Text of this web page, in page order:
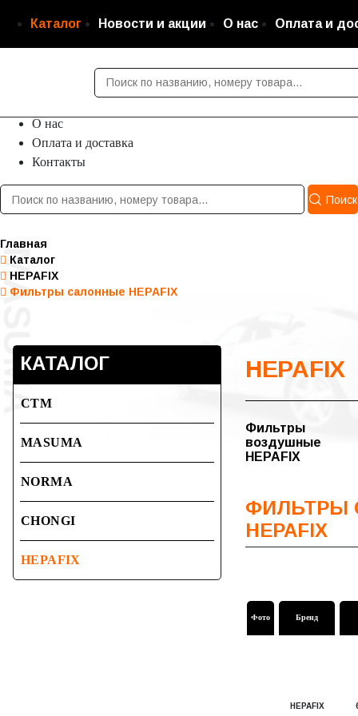
Каталог Новости и акции О нас Оплата и
О нас
Оплата и доставка
Контакты
Поиск
Главная
Каталог
HEPAFIX
Фильтры салонные HEPAFIX
КАТАЛОГ
СТМ
MASUMA
NORMA
CHONGI
HEPAFIX
HEPAFIX
Фильтры
воздушные
HEPAFIX
ФИЛЬТРЫ
HEPAFIX
Фото Бренд
HEPAFIX